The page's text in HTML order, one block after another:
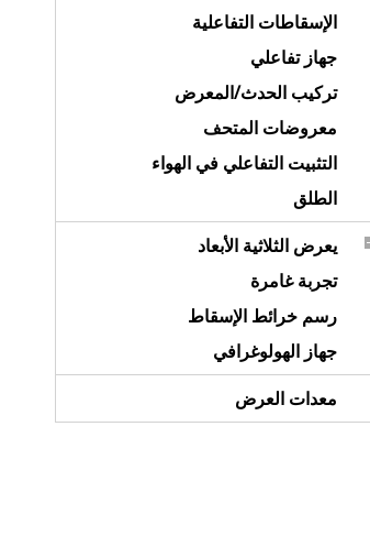
الإسقاطات التفاعلية
جهاز تفاعلي
تركيب الحدث/المعرض
معروضات المتحف
التثبيت التفاعلي في الهواء
الطلق
يعرض الثلاثية الأبعاد
تجربة غامرة
رسم خرائط الإسقاط
جهاز الهولوغرافي
معدات العرض